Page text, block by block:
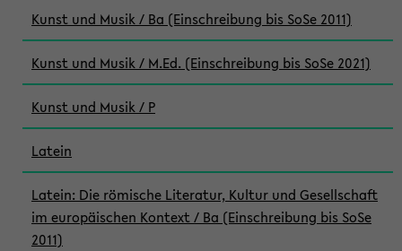
Kunst und Musik / Ba (Einschreibung bis SoSe 2011)
Kunst und Musik / M.Ed. (Einschreibung bis SoSe 2021)
Kunst und Musik / P
Latein
Latein: Die römische Literatur, Kultur und Gesellschaft
im europäischen Kontext / Ba (Einschreibung bis SoSe
2011)